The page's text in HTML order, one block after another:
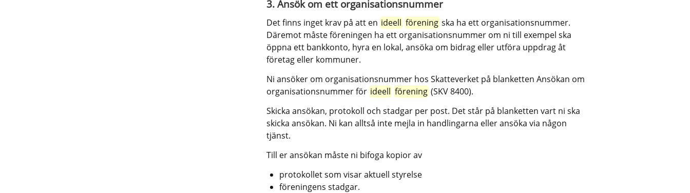
3. Ansök om ett organisationsnummer
Det finns inget krav på att en ideell förening ska ha ett organisationsnummer.
Däremot måste föreningen ha ett organisationsnummer om ni till exempel ska
öppna ett bankkonto, hyra en lokal, ansöka om bidrag eller utföra uppdrag åt
företag eller kommuner.
Ni ansöker om organisationsnummer hos Skatteverket på blanketten Ansökan om
organisationsnummer för ideell förening (SKV 8400).
Skicka ansökan, protokoll och stadgar per post. Det står på blanketten vart ni ska
skicka ansökan. Ni kan alltså inte mejla in handlingarna eller ansöka via någon
tjänst.
Till er ansökan måste ni bifoga kopior av
protokollet som visar aktuell styrelse
föreningens stadgar.